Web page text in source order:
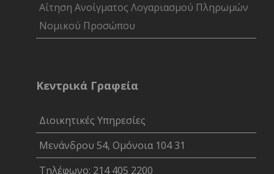
Αίτηση Ανοίγματος Λογαριασμού Πληρωμών
Νομικού Προσώπου
Κεντρικά Γραφεία
Διοικητικές Υπηρεσίες
Μενάνδρου 54, Ομόνοια 104 31
Τηλέφωνο: 214 405 2200